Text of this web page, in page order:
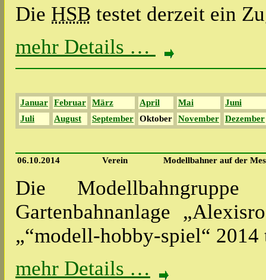
Die HSB testet derzeit ein
mehr Details …
Januar Februar März April Mai
Juni
Juli
August September Oktober November Dezember
06.10.2014 Verein Modellbahner auf der
Die
Gartenbahnanlage
„“modell-hobby-spiel“
mehr Details …